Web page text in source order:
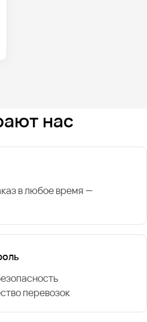
нас
в любое время —
перевозок